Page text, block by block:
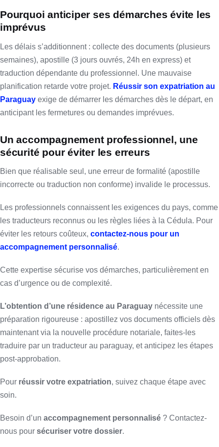
Pourquoi anticiper ses démarches évite les
imprévus
Les délais s’additionnent : collecte des documents (plusieurs
semaines), apostille (3 jours ouvrés, 24h en express) et
traduction dépendante du professionnel. Une mauvaise
planification retarde votre projet. Réussir son expatriation au
Paraguay exige de démarrer les démarches dès le départ, en
anticipant les fermetures ou demandes imprévues.
Un accompagnement professionnel, une
sécurité pour éviter les erreurs
Bien que réalisable seul, une erreur de formalité (apostille
incorrecte ou traduction non conforme) invalide le processus.
Les professionnels connaissent les exigences du pays, comme
les traducteurs reconnus ou les règles liées à la Cédula. Pour
éviter les retours coûteux, contactez-nous pour un
accompagnement personnalisé.
Cette expertise sécurise vos démarches, particulièrement en
cas d’urgence ou de complexité.
L’obtention d’une résidence au Paraguay nécessite une
préparation rigoureuse : apostillez vos documents officiels dès
maintenant via la nouvelle procédure notariale, faites-les
traduire par un traducteur au paraguay, et anticipez les étapes
post-approbation.
Pour réussir votre expatriation, suivez chaque étape avec
soin.
Besoin d’un accompagnement personnalisé ? Contactez-
nous pour sécuriser votre dossier.